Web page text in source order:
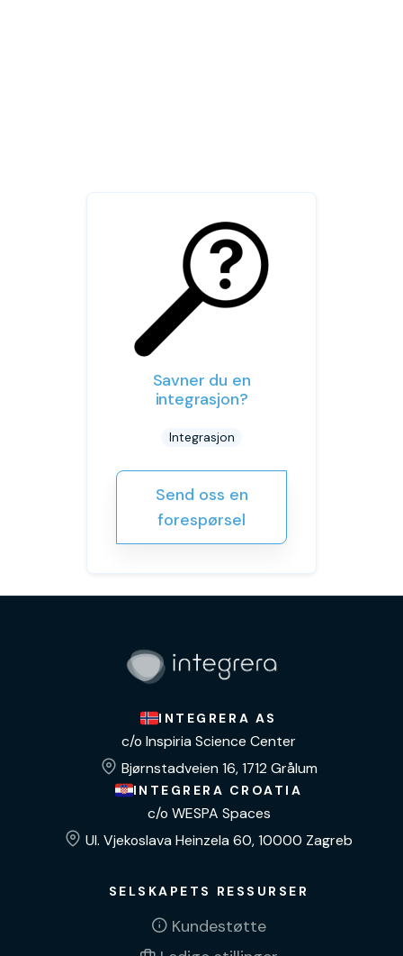
Savner du en
integrasjon?
Integrasjon
Send oss en
forespørsel
INTEGRERA AS
c/o Inspiria Science Center
Bjørnstadveien 16, 1712 Grålum
INTEGRERA CROATIA
c/o WESPA Spaces
Ul. Vjekoslava Heinzela 60, 10000 Zagreb
SELSKAPETS RESSURSER
Kundestøtte